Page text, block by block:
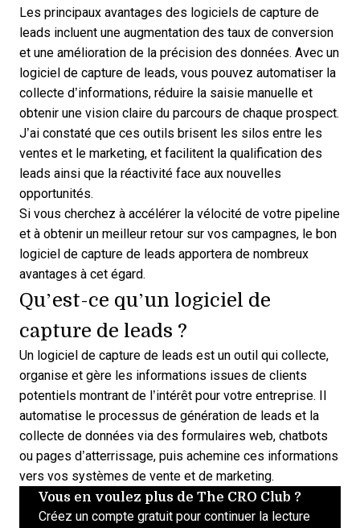
Les principaux avantages des logiciels de capture de
leads incluent une augmentation des taux de conversion
et une amélioration de la précision des données. Avec un
logiciel de capture de leads, vous pouvez automatiser la
collecte d’informations, réduire la saisie manuelle et
obtenir une vision claire du parcours de chaque prospect.
J’ai constaté que ces outils brisent les silos entre les
ventes et le marketing, et facilitent la qualification des
leads ainsi que la réactivité face aux nouvelles
opportunités.
Si vous cherchez à accélérer la vélocité de votre pipeline
et à obtenir un meilleur retour sur vos campagnes, le bon
logiciel de capture de leads apportera de nombreux
avantages à cet égard.
Qu’est-ce qu’un logiciel de
capture de leads ?
Un logiciel de capture de leads est un outil qui collecte,
organise et gère les informations issues de clients
potentiels montrant de l’intérêt pour votre entreprise. Il
automatise le processus de génération de leads et la
collecte de données via des formulaires web, chatbots
ou pages d’atterrissage, puis achemine ces informations
vers vos systèmes de vente et de marketing.
Vous en voulez plus de The CRO Club ?
Créez un compte gratuit pour continuer la lecture